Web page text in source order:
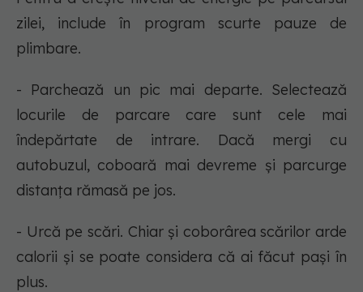
zilei, include în program scurte pauze de
plimbare.
- Parchează un pic mai departe. Selectează
locurile de parcare care sunt cele mai
îndepărtate de intrare. Dacă mergi cu
autobuzul, coboară mai devreme și parcurge
distanța rămasă pe jos.
- Urcă pe scări. Chiar și coborârea scărilor arde
calorii și se poate considera că ai făcut pași în
plus.